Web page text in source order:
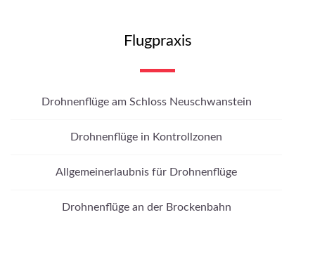
Flugpraxis
Drohnenflüge am Schloss Neuschwanstein
Drohnenflüge in Kontrollzonen
Allgemeinerlaubnis für Drohnenflüge
Drohnenflüge an der Brockenbahn